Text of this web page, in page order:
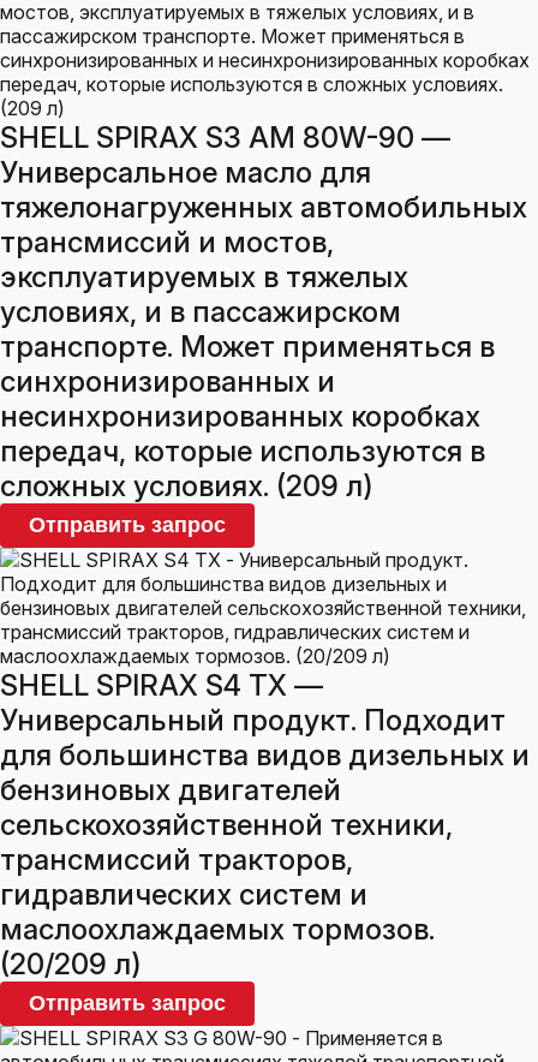
SHELL SPIRAX S3 AM 80W-90 —
Универсальное масло для
тяжелонагруженных автомобильных
трансмиссий и мостов,
эксплуатируемых в тяжелых
условиях, и в пассажирском
транспорте. Может применяться в
синхронизированных и
несинхронизированных коробках
передач, которые используются в
сложных условиях. (209 л)
Отправить запрос
SHELL SPIRAX S4 TX —
Универсальный продукт. Подходит
для большинства видов дизельных и
бензиновых двигателей
сельскохозяйственной техники,
трансмиссий тракторов,
гидравлических систем и
маслоохлаждаемых тормозов.
(20/209 л)
Отправить запрос